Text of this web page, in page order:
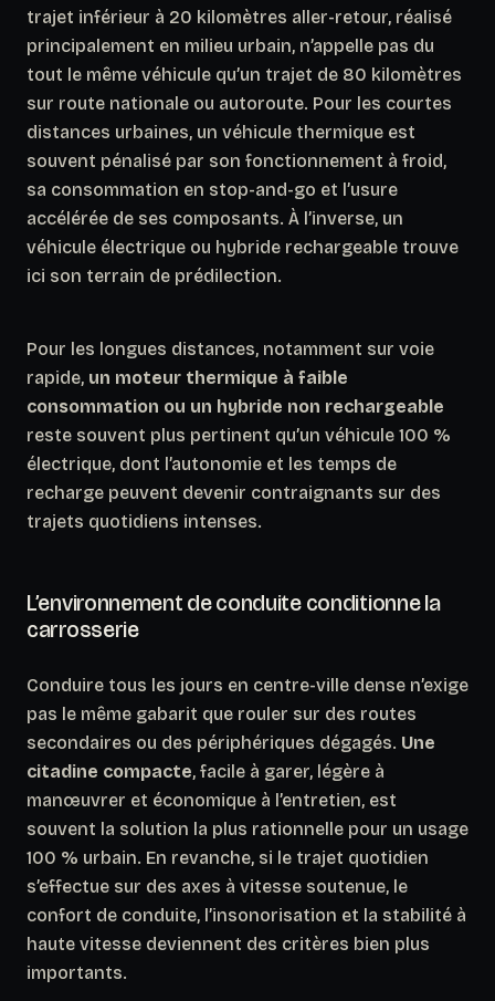
trajet inférieur à 20 kilomètres aller-retour, réalisé
principalement en milieu urbain, n’appelle pas du
tout le même véhicule qu’un trajet de 80 kilomètres
sur route nationale ou autoroute. Pour les courtes
distances urbaines, un véhicule thermique est
souvent pénalisé par son fonctionnement à froid,
sa consommation en stop-and-go et l’usure
accélérée de ses composants. À l’inverse, un
véhicule électrique ou hybride rechargeable trouve
ici son terrain de prédilection.
Pour les longues distances, notamment sur voie
rapide, un moteur thermique à faible
consommation ou un hybride non rechargeable
reste souvent plus pertinent qu’un véhicule 100 %
électrique, dont l’autonomie et les temps de
recharge peuvent devenir contraignants sur des
trajets quotidiens intenses.
L’environnement de conduite conditionne la
carrosserie
Conduire tous les jours en centre-ville dense n’exige
pas le même gabarit que rouler sur des routes
secondaires ou des périphériques dégagés. Une
citadine compacte, facile à garer, légère à
manœuvrer et économique à l’entretien, est
souvent la solution la plus rationnelle pour un usage
100 % urbain. En revanche, si le trajet quotidien
s’effectue sur des axes à vitesse soutenue, le
confort de conduite, l’insonorisation et la stabilité à
haute vitesse deviennent des critères bien plus
importants.